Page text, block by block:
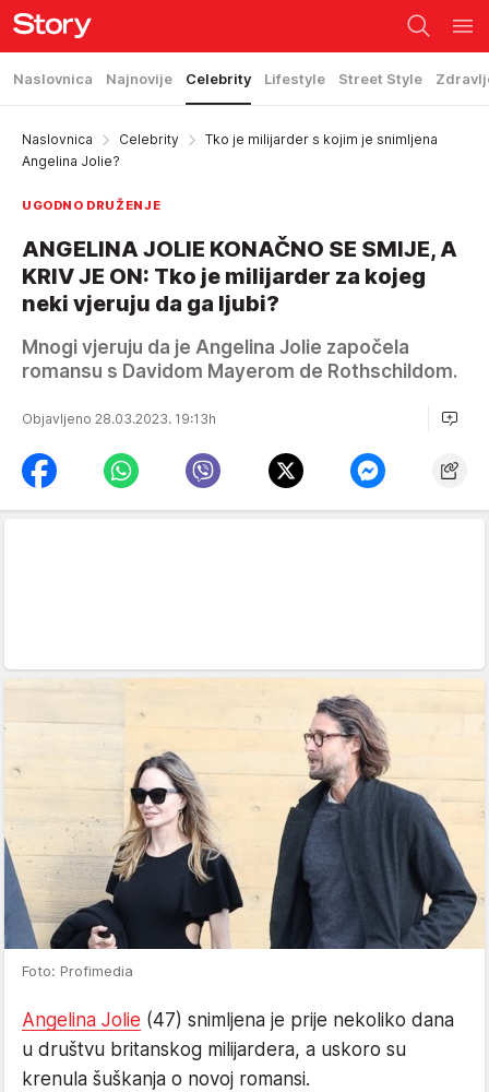
Naslovnica Najnovije Celebrity Lifestyle Street Style
Naslovnica Celebrity
Tko je milijarder s kojim je snimljena
Angelina Jolie?
UGODNO DRUŽENJE
ANGELINA JOLIE KONAČNO SE SMIJE, A
KRIV JE ON: Tko je milijarder za kojeg
neki vjeruju da ga ljubi?
Mnogi vjeruju da je Angelina Jolie započela
romansu s Davidom Mayerom de Rothschildom.
Objavljeno 28.03.2023. 19:13h
Foto: Profimedia
Angelina Jolie (47) snimljena je prije nekoliko dana
u društvu britanskog milijardera, a uskoro su
krenula šuškanja o novoj romansi.